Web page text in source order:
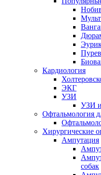
Кардиология
ЭКГ
УЗИ
УЗИ
Офтальмология
Хирургические
Ампутация
собак